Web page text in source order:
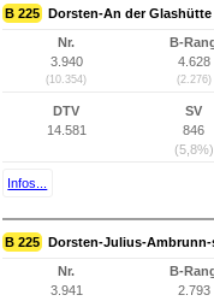
B 225 Dorsten-An der
Nr.
3.940
(10.354)
B-
4.628
(2.276)
DTV
14.581
SV
846
(5,8%)
Infos...
B 225 Dorsten-Julius-Ambrunn-
Nr.
3.941
B-
2.793